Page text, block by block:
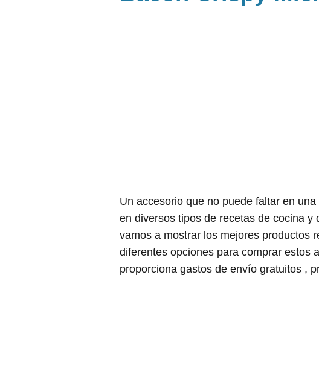
Un accesorio que no puede faltar en
en diversos tipos de recetas de cocina
vamos a mostrar los mejores productos
diferentes opciones para comprar estos
proporciona gastos de envío gratuitos ,